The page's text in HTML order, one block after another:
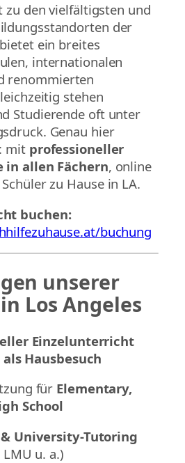
zu den vielfältigsten und
der
ein breites
internationalen
renommierten
stehen
Studierende oft unter
Genau hier
mit professioneller
in allen Fächern, online
zu Hause in LA.
buchen:
buchung
unserer
Los Angeles
Einzelunterricht
Hausbesuch
für Elementary,
School
University-Tutoring
LMU u. a.)